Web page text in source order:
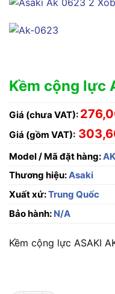
Kềm cộng lực
Giá (chưa VAT):
Giá (gồm VAT):
Model / Mã đặt hàng:
Thương hiệu:Asaki
Xuất xứ:Trung Quốc
Bảo hành: N/A
Kềm cộng lực ASAKI